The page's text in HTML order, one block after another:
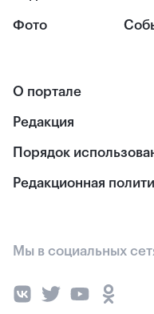
Фото
О портале
Редакция
Порядок
Редакционная
Мы в социальных